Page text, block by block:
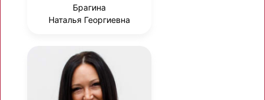
Брагина
Наталья Георгиевна